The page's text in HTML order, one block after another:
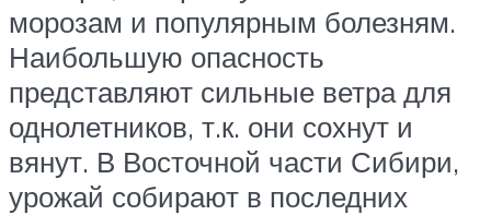
морозам и популярным болезням.
Наибольшую опасность
представляют сильные ветра для
однолетников, т.к. они сохнут и
вянут. В Восточной части Сибири,
урожай собирают в последних